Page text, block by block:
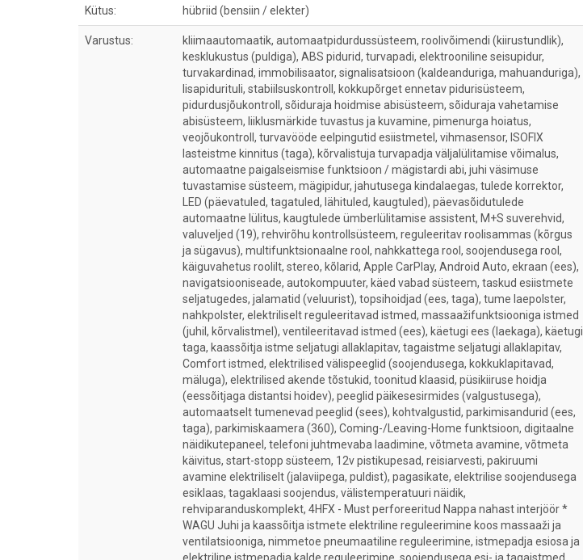
Kütus: hübriid (bensiin / elekter)
Varustus:
kliimaautomaatik, automaatpidurdussüsteem, roolivõimendi (kiirustundlik),
kesklukustus (puldiga), ABS pidurid, turvapadi, elektrooniline seisupidur,
turvakardinad, immobilisaator, signalisatsioon (kaldeanduriga, mahuanduriga),
lisapidurituli, stabiilsuskontroll, kokkupõrget ennetav pidurisüsteem,
pidurdusjõukontroll, sõiduraja hoidmise abisüsteem, sõiduraja vahetamise
abisüsteem, liiklusmärkide tuvastus ja kuvamine, pimenurga hoiatus,
veojõukontroll, turvavööde eelpingutid esiistmetel, vihmasensor, ISOFIX
lasteistme kinnitus (taga), kõrvalistuja turvapadja väljalülitamise võimalus,
automaatne paigalseismise funktsioon / mägistardi abi, juhi väsimuse
tuvastamise süsteem, mägipidur, jahutusega kindalaegas, tulede korrektor,
LED (päevatuled, tagatuled, lähituled, kaugtuled), päevasõidutulede
automaatne lülitus, kaugtulede ümberlülitamise assistent, M+S suverehvid,
valuveljed (19), rehvirõhu kontrollsüsteem, reguleeritav roolisammas (kõrgus
ja sügavus), multifunktsionaalne rool, nahkkattega rool, soojendusega rool,
käiguvahetus roolilt, stereo, kõlarid, Apple CarPlay, Android Auto, ekraan (ees),
navigatsiooniseade, autokompuuter, käed vabad süsteem, taskud esiistmete
seljatugedes, jalamatid (veluurist), topsihoidjad (ees, taga), tume laepolster,
nahkpolster, elektriliselt reguleeritavad istmed, massaažifunktsiooniga istmed
(juhil, kõrvalistmel), ventileeritavad istmed (ees), käetugi ees (laekaga), käetugi
taga, kaassõitja istme seljatugi allaklapitav, tagaistme seljatugi allaklapitav,
Comfort istmed, elektrilised välispeeglid (soojendusega, kokkuklapitavad,
mäluga), elektrilised akende tõstukid, toonitud klaasid, püsikiiruse hoidja
(eessõitjaga distantsi hoidev), peeglid päikesesirmides (valgustusega),
automaatselt tumenevad peeglid (sees), kohtvalgustid, parkimisandurid (ees,
taga), parkimiskaamera (360), Coming-/Leaving-Home funktsioon, digitaalne
näidikutepaneel, telefoni juhtmevaba laadimine, võtmeta avamine, võtmeta
käivitus, start-stopp süsteem, 12v pistikupesad, reisiarvesti, pakiruumi
avamine elektriliselt (jalaviipega, puldist), pagasikate, elektrilise soojendusega
esiklaas, tagaklaasi soojendus, välistemperatuuri näidik,
rehviparanduskomplekt, 4HFX - Must perforeeritud Nappa nahast interjöör *
WAGU Juhi ja kaassõitja istmete elektriline reguleerimine koos massaaži ja
ventilatsiooniga, nimmetoe pneumaatiline reguleerimine, istmepadja esiosa ja